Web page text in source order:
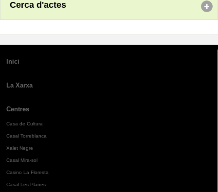
Cerca d'actes
Inici
La Xarxa
Centres
Casa de Cultura
Casal Torreblanca
Xalet Negre
Casal Mira-sol
Casino La Floresta
Casal Les Planes